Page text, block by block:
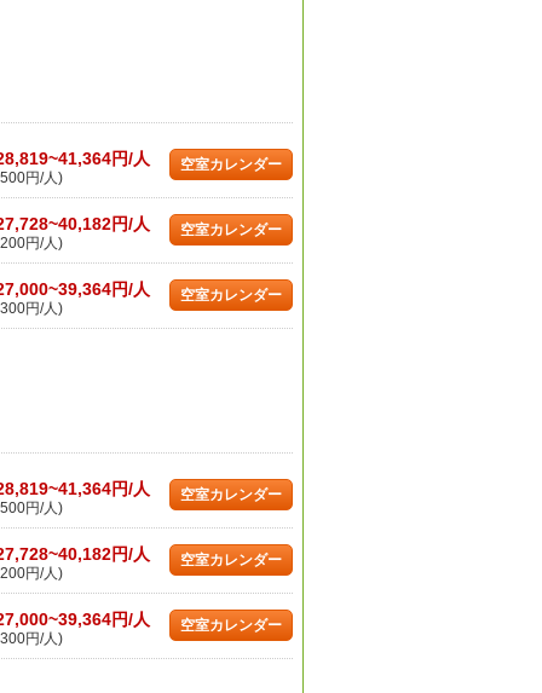
円/人
円/人)
空室カレンダー
円/人
円/人)
空室カレンダー
円/人
円/人)
空室カレンダー
円/人
円/人)
空室カレンダー
円/人
円/人)
空室カレンダー
円/人
円/人)
空室カレンダー